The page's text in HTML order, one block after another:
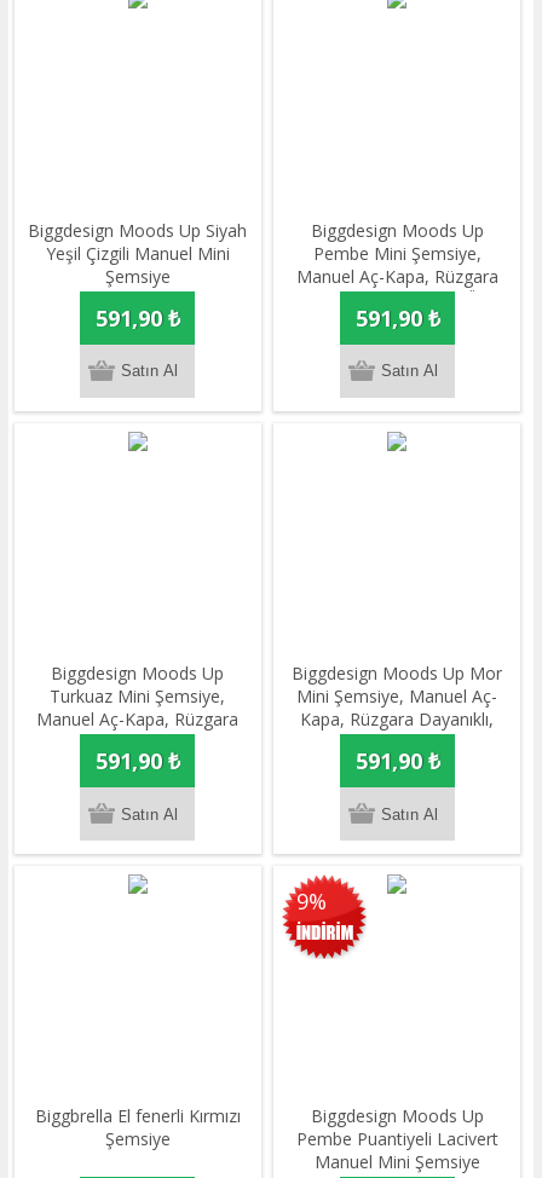
Biggdesign Moods Up Siyah
Yeşil Çizgili Manuel Mini
Şemsiye
591,90 ₺
Biggdesign Moods Up
Pembe Mini Şemsiye,
Manuel Aç-Kapa, Rüzgara
Dayanıklı, Çanta Boy, Özel
Tasarım
591,90 ₺
Biggdesign Moods Up
Turkuaz Mini Şemsiye,
Manuel Aç-Kapa, Rüzgara
Dayanıklı, Çanta Boy, Şık
Tasarım
591,90 ₺
Biggdesign Moods Up Mor
Mini Şemsiye, Manuel Aç-
Kapa, Rüzgara Dayanıklı,
Çanta Boy, Şık Tasarım
591,90 ₺
Biggbrella El fenerli Kırmızı
Şemsiye
9%
Biggdesign Moods Up
Pembe Puantiyeli Lacivert
Manuel Mini Şemsiye